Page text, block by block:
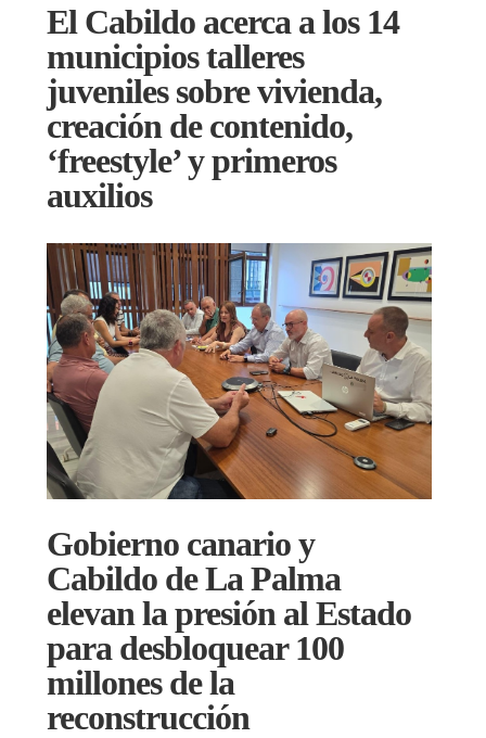
El Cabildo acerca a los 14
municipios talleres
juveniles sobre vivienda,
creación de contenido,
‘freestyle’ y primeros
auxilios
Gobierno canario y
Cabildo de La Palma
elevan la presión al Estado
para desbloquear 100
millones de la
reconstrucción